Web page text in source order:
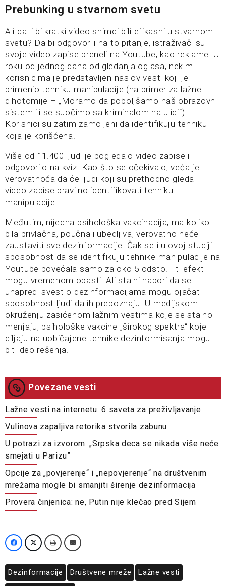
Prebunking u stvarnom svetu
Ali da li bi kratki video snimci bili efikasni u stvarnom
svetu? Da bi odgovorili na to pitanje, istraživači su
svoje video zapise preneli na Youtube, kao reklame. U
roku od jednog dana od gledanja oglasa, nekim
korisnicima je predstavljen naslov vesti koji je
primenio tehniku manipulacije (na primer za lažne
dihotomije – „Moramo da poboljšamo naš obrazovni
sistem ili se suočimo sa kriminalom na ulici“).
Korisnici su zatim zamoljeni da identifikuju tehniku
koja je korišćena.
Više od 11.400 ljudi je pogledalo video zapise i
odgovorilo na kviz. Kao što se očekivalo, veća je
verovatnoća da će ljudi koji su prethodno gledali
video zapise pravilno identifikovati tehniku
manipulacije.
Međutim, nijedna psihološka vakcinacija, ma koliko
bila privlačna, poučna i ubedljiva, verovatno neće
zaustaviti sve dezinformacije. Čak se i u ovoj studiji
sposobnost da se identifikuju tehnike manipulacije na
Youtube povećala samo za oko 5 odsto. I ti efekti
mogu vremenom opasti. Ali stalni napori da se
unapredi svest o dezinformacijama mogu ojačati
sposobnost ljudi da ih prepoznaju. U medijskom
okruženju zasićenom lažnim vestima koje se stalno
menjaju, psihološke vakcine „širokog spektra“ koje
ciljaju na uobičajene tehnike dezinformisanja mogu
biti deo rešenja.
Povezane vesti
Lažne vesti na internetu: 6 saveta za preživljavanje
Vulinova zapaljiva retorika stvorila zabunu
U potrazi za izvorom: „Srpska deca se nikada više neće
smejati u Parizu”
Opcije za „povjerenje“ i „nepovjerenje“ na društvenim
mrežama mogle bi smanjiti širenje dezinformacija
Provera činjenica: ne, Putin nije klečao pred Sijem
Dezinformacije Društvene mreže Lažne vesti